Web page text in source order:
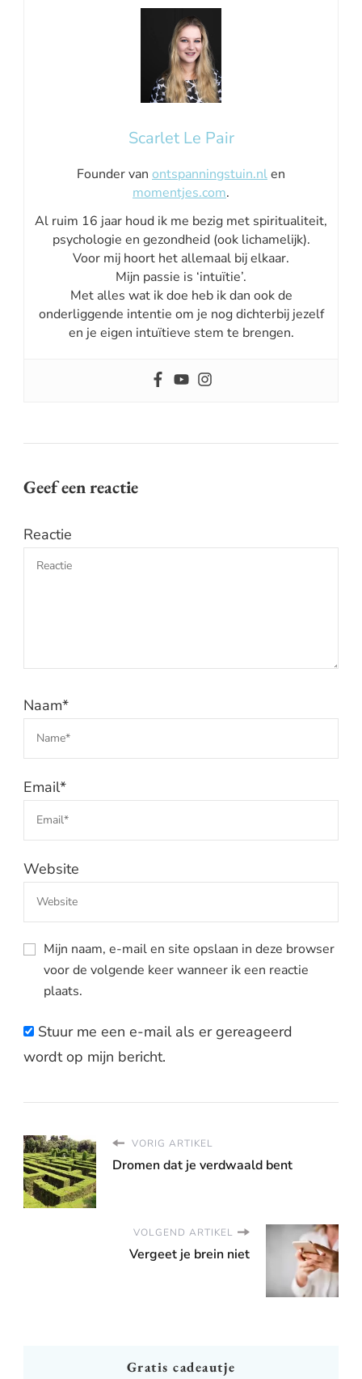
Scarlet Le Pair
Founder van ontspanningstuin.nlen
momentjes.com.
Al ruim 16 jaar houd ik me bezig met spiritualiteit,
psychologie en gezondheid (ook lichamelijk).
Voor mij hoort het allemaal bij elkaar.
Mijn passie is ‘intuïtie’.
Met alles wat ik doe heb ik dan ook de
onderliggende intentie om je nog dichterbij jezelf
en je eigen intuïtieve stem te brengen.
Geef een reactie
Reactie
Naam*
Email*
Website
Mijn naam, e-mail en site opslaan in deze browser
voor de volgende keer wanneer ik een reactie
plaats.
Stuur me een e-mail als er gereageerd
wordt op mijn bericht.
VORIG ARTIKEL
Dromen dat je verdwaald bent
VOLGEND ARTIKEL
Vergeet je brein niet
Gratis cadeautje